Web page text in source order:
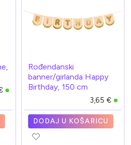
Rođendanski
banner/girlanda Happy
Birthday, 150 cm
3,65 €
DODAJ U KOŠARICU